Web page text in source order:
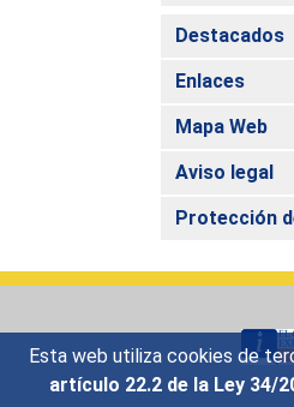
Esta web utiliza cookies de
artículo 22.2 de la Ley 34/
Destacados
Enlaces
Mapa Web
Aviso legal
Protección